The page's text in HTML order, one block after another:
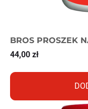
BROS PROSZEK
44,00 zł